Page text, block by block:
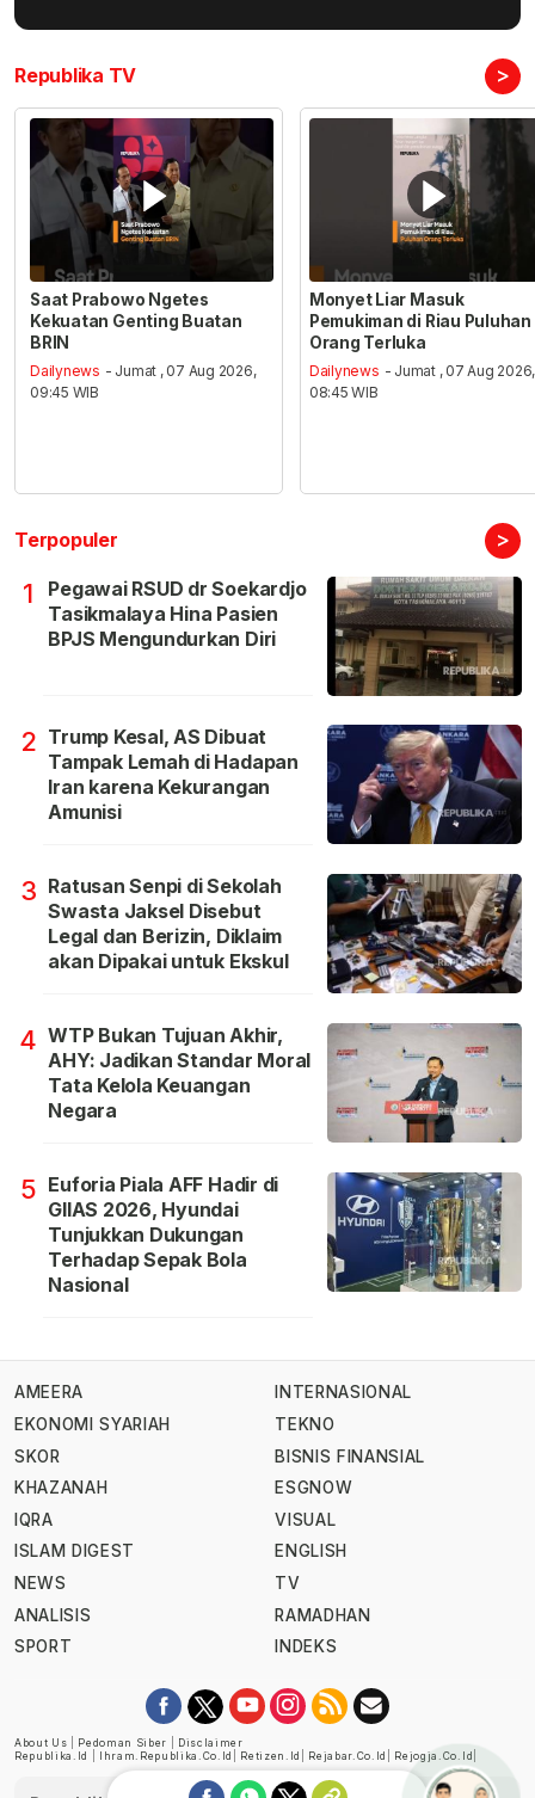
Republika TV >
Saat Prabowo Ngetes
Kekuatan Genting Buatan
BRIN
Dailynews - Jumat , 07 Aug 2026,
09:45 WIB
Monyet Liar Masuk
Pemukiman di Riau Puluhan
Orang Terluka
Dailynews - Jumat , 07 Aug 2026,
08:45 WIB
Terpopuler >
1
Pegawai RSUD dr Soekardjo
Tasikmalaya Hina Pasien
BPJS Mengundurkan Diri
2 Trump Kesal, AS Dibuat
Tampak Lemah di Hadapan
Iran karena Kekurangan
Amunisi
3 Ratusan Senpi di Sekolah
Swasta Jaksel Disebut
Legal dan Berizin, Diklaim
akan Dipakai untuk Ekskul
4 WTP Bukan Tujuan Akhir,
AHY: Jadikan Standar Moral
Tata Kelola Keuangan
Negara
5 Euforia Piala AFF Hadir di
GIIAS 2026, Hyundai
Tunjukkan Dukungan
Terhadap Sepak Bola
Nasional
AMEERA
EKONOMI SYARIAH
SKOR
KHAZANAH
IQRA
ISLAM DIGEST
NEWS
ANALISIS
SPORT
INTERNASIONAL
TEKNO
BISNIS FINANSIAL
ESGNOW
VISUAL
ENGLISH
TV
RAMADHAN
INDEKS
About Us Pedoman Siber
Disclaimer
Republika.id
Ihram.republika.co.id Retizen.id Rejabar.co.id Rejogja.co.id